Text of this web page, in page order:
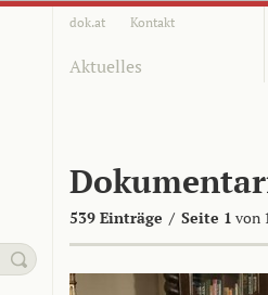
dok.at Kontakt
Aktuelles
539 Einträge / Seite 1 von